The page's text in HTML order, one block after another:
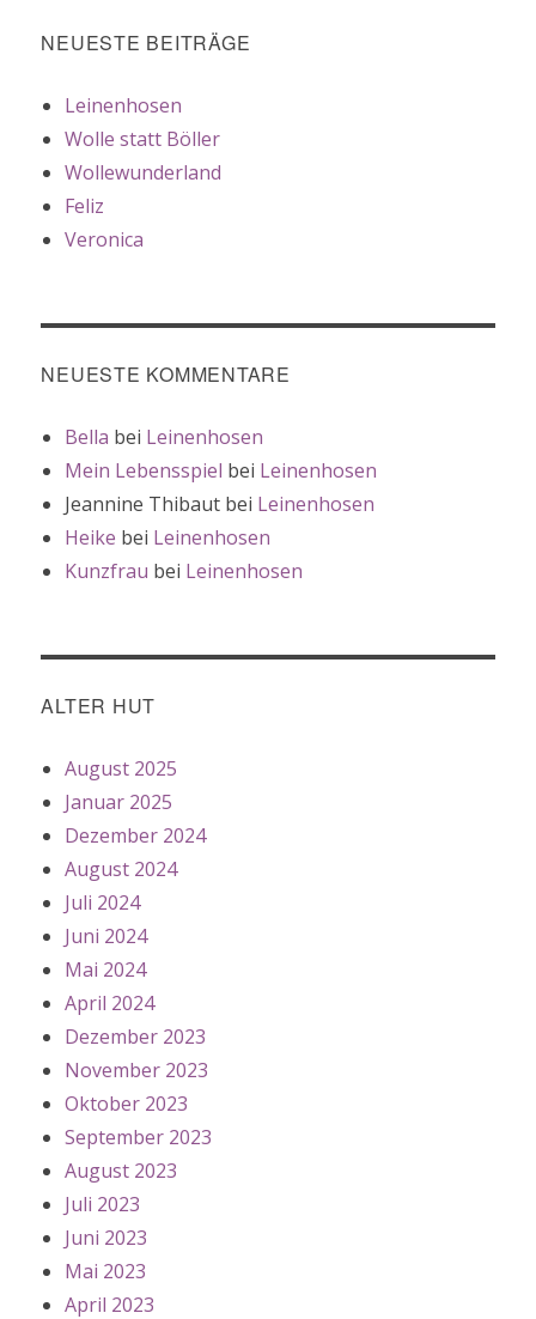
NEUESTE BEITRÄGE
Leinenhosen
Wolle statt Böller
Wollewunderland
Feliz
Veronica
NEUESTE KOMMENTARE
Bella bei Leinenhosen
Mein Lebensspiel bei Leinenhosen
Jeannine Thibaut bei Leinenhosen
Heike bei Leinenhosen
Kunzfrau bei Leinenhosen
ALTER HUT
August 2025
Januar 2025
Dezember 2024
August 2024
Juli 2024
Juni 2024
Mai 2024
April 2024
Dezember 2023
November 2023
Oktober 2023
September 2023
August 2023
Juli 2023
Juni 2023
Mai 2023
April 2023